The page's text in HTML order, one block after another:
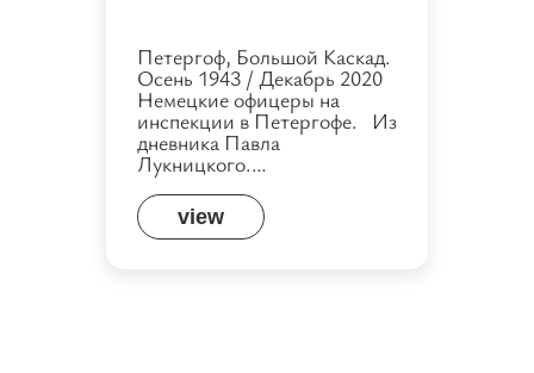
Петергоф, Большой Каскад.
Осень 1943 / Декабрь 2020
Немецкие офицеры на
инспекции в Петергофе. Из
дневника Павла
Лукницкого.…
view